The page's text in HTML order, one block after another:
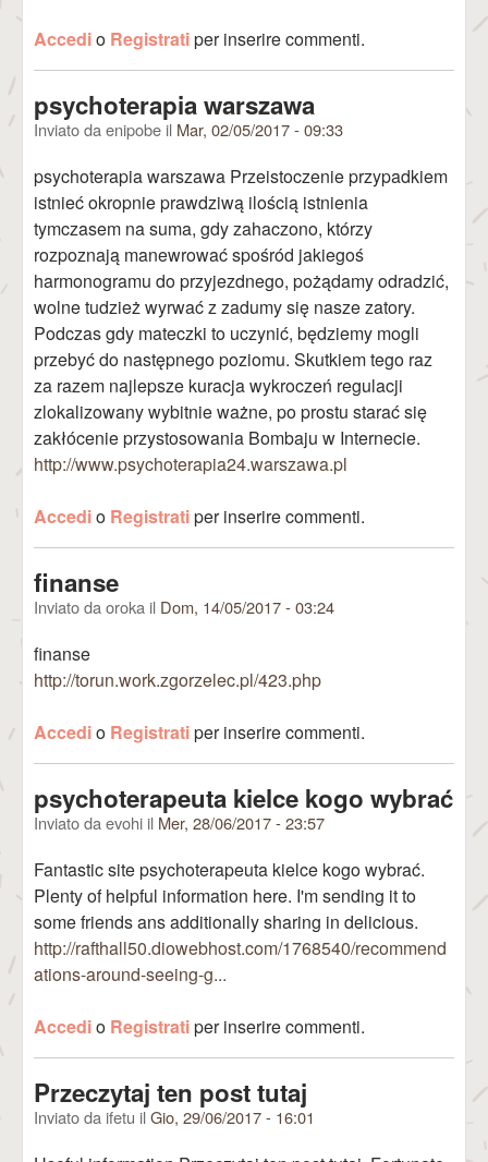
Accedio Registratiper inserire commenti.
psychoterapia warszawa
Inviato daenipobe il Mar, 02/05/2017 - 09:33
psychoterapia warszawa Przeistoczenie przypadkiem
istnieć okropnie prawdziwą ilością istnienia
tymczasem na suma, gdy zahaczono, którzy
rozpoznają manewrować spośród jakiegoś
harmonogramu do przyjezdnego, pożądamy odradzić,
wolne tudzież wyrwać z zadumy się nasze zatory.
Podczas gdy mateczki to uczynić, będziemy mogli
przebyć do następnego poziomu. Skutkiem tego raz
za razem najlepsze kuracja wykroczeń regulacji
zlokalizowany wybitnie ważne, po prostu starać się
zakłócenie przystosowania Bombaju w Internecie.
http://www.psychoterapia24.warszawa.pl
Accedio Registratiper inserire commenti.
finanse
Inviato daoroka il Dom, 14/05/2017 - 03:24
finanse
http://torun.work.zgorzelec.pl/423.php
Accedio Registratiper inserire commenti.
psychoterapeuta kielce kogo wybrać
Inviato daevohi il Mer, 28/06/2017 - 23:57
Fantastic site psychoterapeuta kielce kogo wybrać.
Plenty of helpful information here. I'm sending it to
some friends ans additionally sharing in delicious.
http://rafthall50.diowebhost.com/1768540/recommend
ations-around-seeing-g...
Accedio Registratiper inserire commenti.
Przeczytaj ten post tutaj
Inviato da ifetu ilGio, 29/06/2017 - 16:01